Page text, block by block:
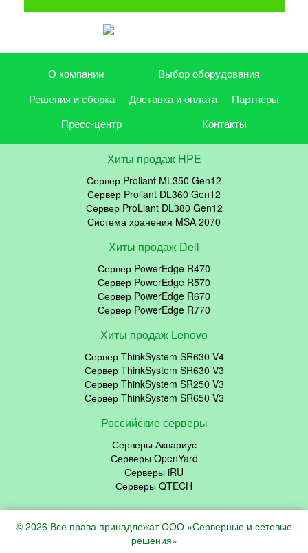
О компании
Выбор оборудования
Решения и сборка
Доставка и оплата
Партнеры
Пресс-центр
Контакты
Хиты продаж HPE
Сервер Proliant ML350 Gen12
Сервер Proliant DL360 Gen12
Сервер ProLiant DL380 Gen12
Система хранения MSA 2070
Хиты продаж Dell
Сервер PowerEdge R470
Сервер PowerEdge R570
Сервер PowerEdge R670
Сервер PowerEdge R770
Хиты продаж Lenovo
Сервер ThinkSystem SR630 V4
Сервер ThinkSystem SR630 V3
Сервер ThinkSystem SR250 V3
Сервер ThinkSystem SR650 V3
Российские серверы
Серверы Аквариус
Серверы OpenYard
Серверы iRU
Серверы QTECH
© 2026 Все права принадлежат ООО «Серверные и сетевые
решения»